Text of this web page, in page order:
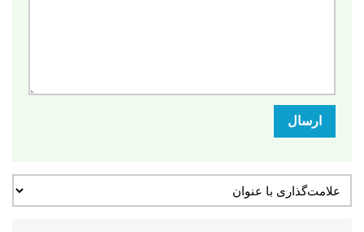
ارسال